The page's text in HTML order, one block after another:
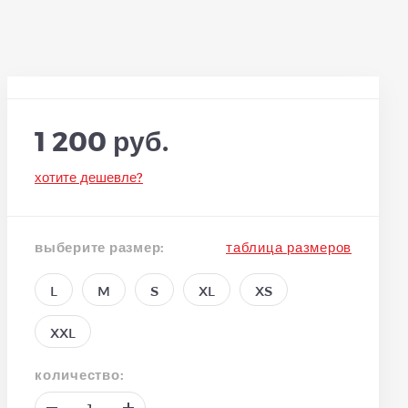
1 200 руб.
хотите дешевле?
выберите размер: таблица размеров
L M S XL XS
XXL
количество: